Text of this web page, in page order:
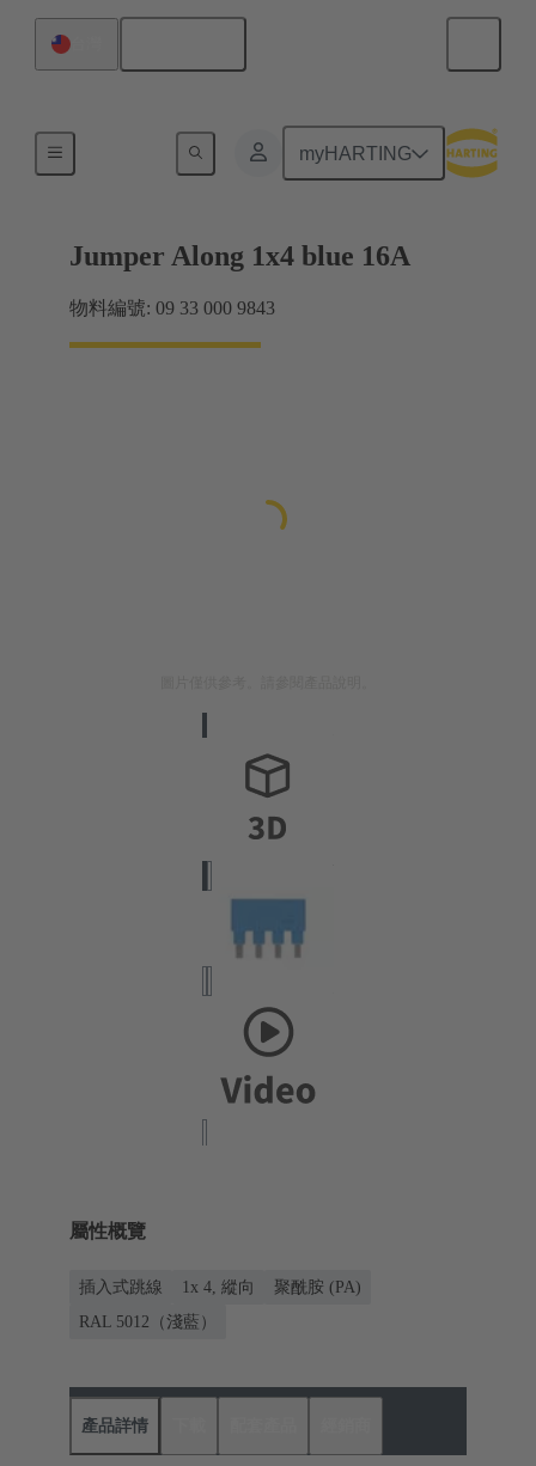
myHARTING
Han® ES Press 插入式跳線
Jumper Along 1x4 blue 16A
物料編號: 09 33 000 9843
屬性概覽
插入式跳線 1x 4, 縱向
聚酰胺 (PA)
RAL 5012（淺藍）
產品詳情